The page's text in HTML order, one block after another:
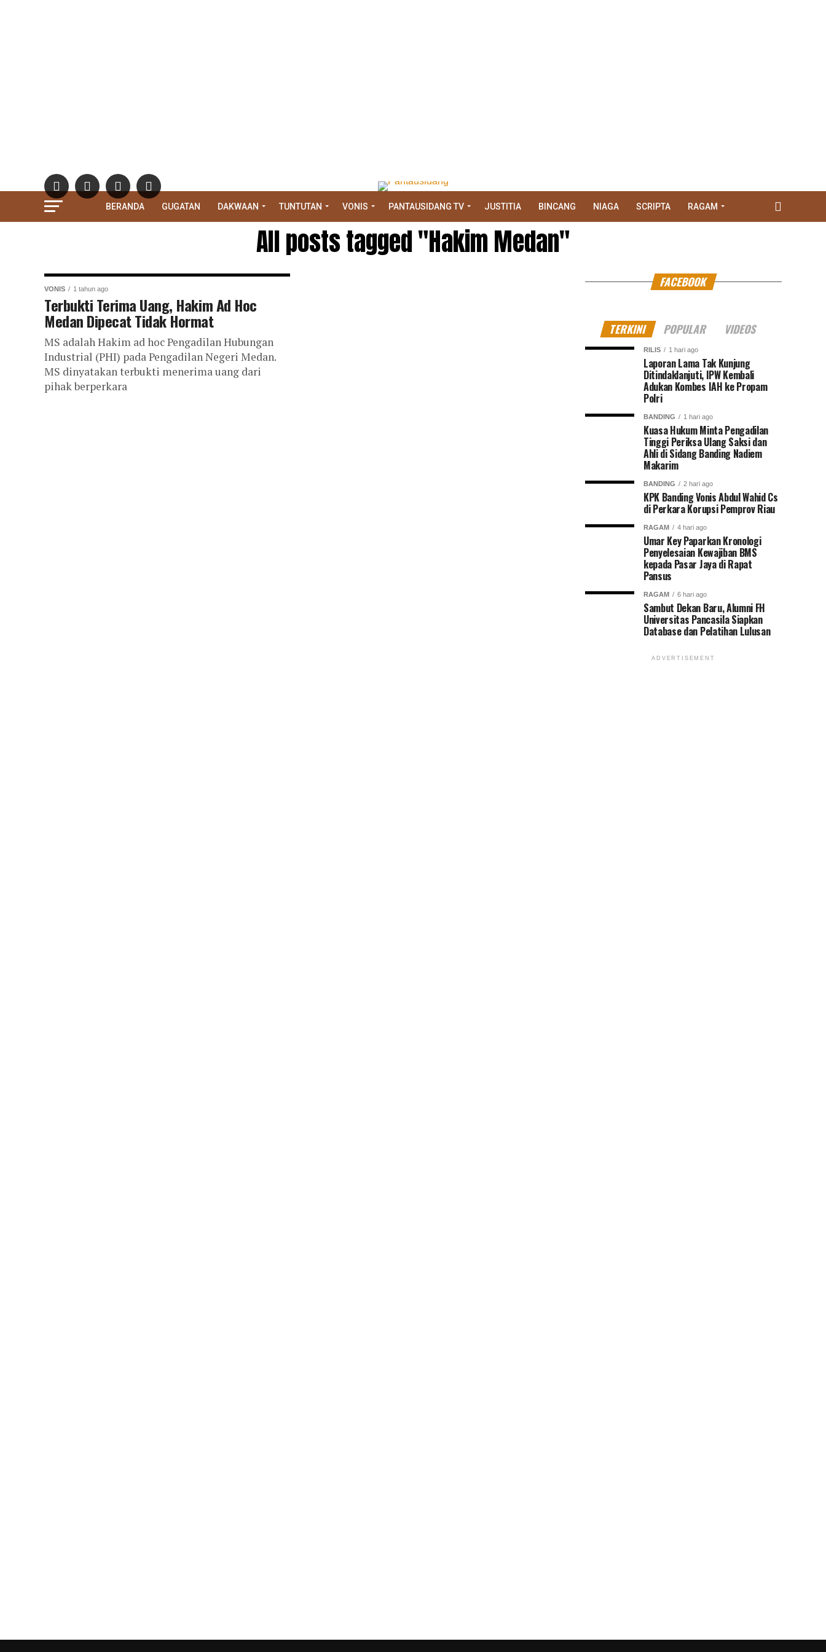
BERANDA GUGATAN DAKWAAN TUNTUTAN VONIS PANTAUSIDANG TV JUSTITIA BINCANG NIAGA SCRIPTA RAGAM
All posts tagged "Hakim Medan"
VONIS 1 tahun ago
Terbukti Terima Uang, Hakim Ad Hoc
Medan Dipecat Tidak Hormat
MS adalah Hakim ad hoc Pengadilan Hubungan
Industrial (PHI) pada Pengadilan Negeri Medan.
MS dinyatakan terbukti menerima uang dari
pihak berperkara
FACEBOOK
TERKINI POPULAR VIDEOS
RILIS 1 hari ago
Laporan Lama Tak Kunjung
Ditindaklanjuti, IPW Kembali
Adukan Kombes IAH ke Propam
Polri
BANDING 1 hari ago
Kuasa Hukum Minta Pengadilan
Tinggi Periksa Ulang Saksi dan
Ahli di Sidang Banding Nadiem
Makarim
BANDING 2 hari ago
KPK Banding Vonis Abdul Wahid Cs
di Perkara Korupsi Pemprov Riau
RAGAM 4 hari ago
Umar Key Paparkan Kronologi
Penyelesaian Kewajiban BMS
kepada Pasar Jaya di Rapat
Pansus
RAGAM 6 hari ago
Sambut Dekan Baru, Alumni FH
Universitas Pancasila Siapkan
Database dan Pelatihan Lulusan
ADVERTISEMENT